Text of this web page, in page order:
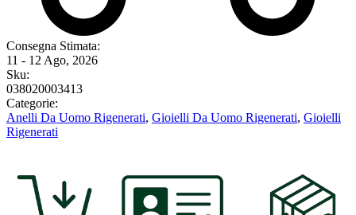
Consegna Stimata:
11 - 12 Ago, 2026
Sku:
038020003413
Categorie:
Anelli Da Uomo Rigenerati, Gioielli Da Uomo Rigenerati, Gioielli
Rigenerati